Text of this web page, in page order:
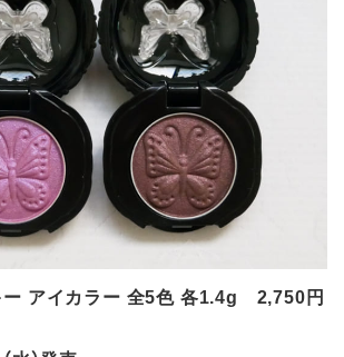
ー アイカラー 全5色 各1.4g 2,750円